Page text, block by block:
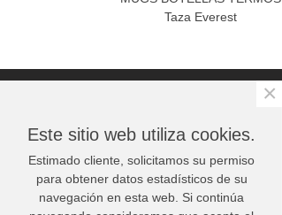
Taza Everest
No hay productos
Este sitio web utiliza cookies.
Estimado cliente, solicitamos su permiso
para obtener datos estadísticos de su
navegación en esta web. Si continúa
×